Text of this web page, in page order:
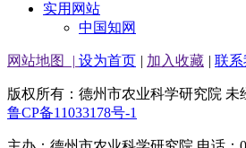
实用网站
中国知网
网站地图 | 设为首页 | 加入收藏 | 联系
版权所有：德州市农业科学研究院 未
鲁CP备11033178号-1